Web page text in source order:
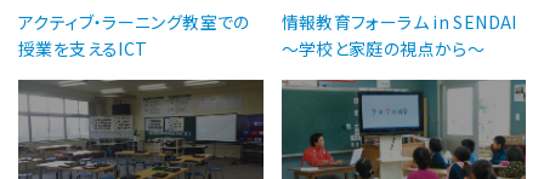
アクティブ・ラーニング教室での
授業を支えるICT
情報教育フォーラム in SENDAI
〜学校と家庭の視点から〜